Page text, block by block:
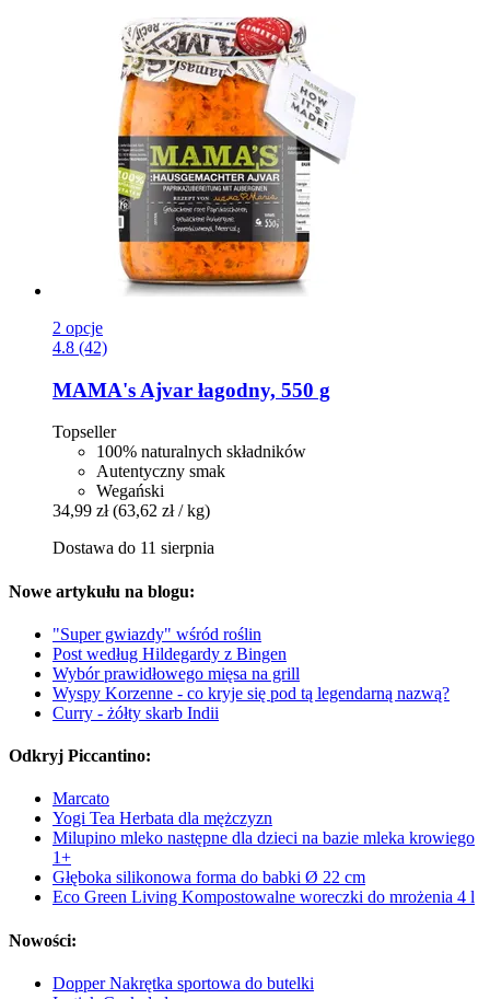
2 opcje
4.8 (42)
MAMA's Ajvar łagodny, 550 g
Topseller
100% naturalnych składników
Autentyczny smak
Wegański
34,99 zł (63,62 zł / kg)
Dostawa do 11 sierpnia
Nowe artykułu na blogu:
"Super gwiazdy" wśród roślin
Post według Hildegardy z Bingen
Wybór prawidłowego mięsa na grill
Wyspy Korzenne - co kryje się pod tą legendarną nazwą?
Curry - żółty skarb Indii
Odkryj Piccantino:
Marcato
Yogi Tea Herbata dla mężczyzn
Milupino mleko następne dla dzieci na bazie mleka krowiego
1+
Głęboka silikonowa forma do babki Ø 22 cm
Eco Green Living Kompostowalne woreczki do mrożenia 4 l
Nowości:
Dopper Nakrętka sportowa do butelki